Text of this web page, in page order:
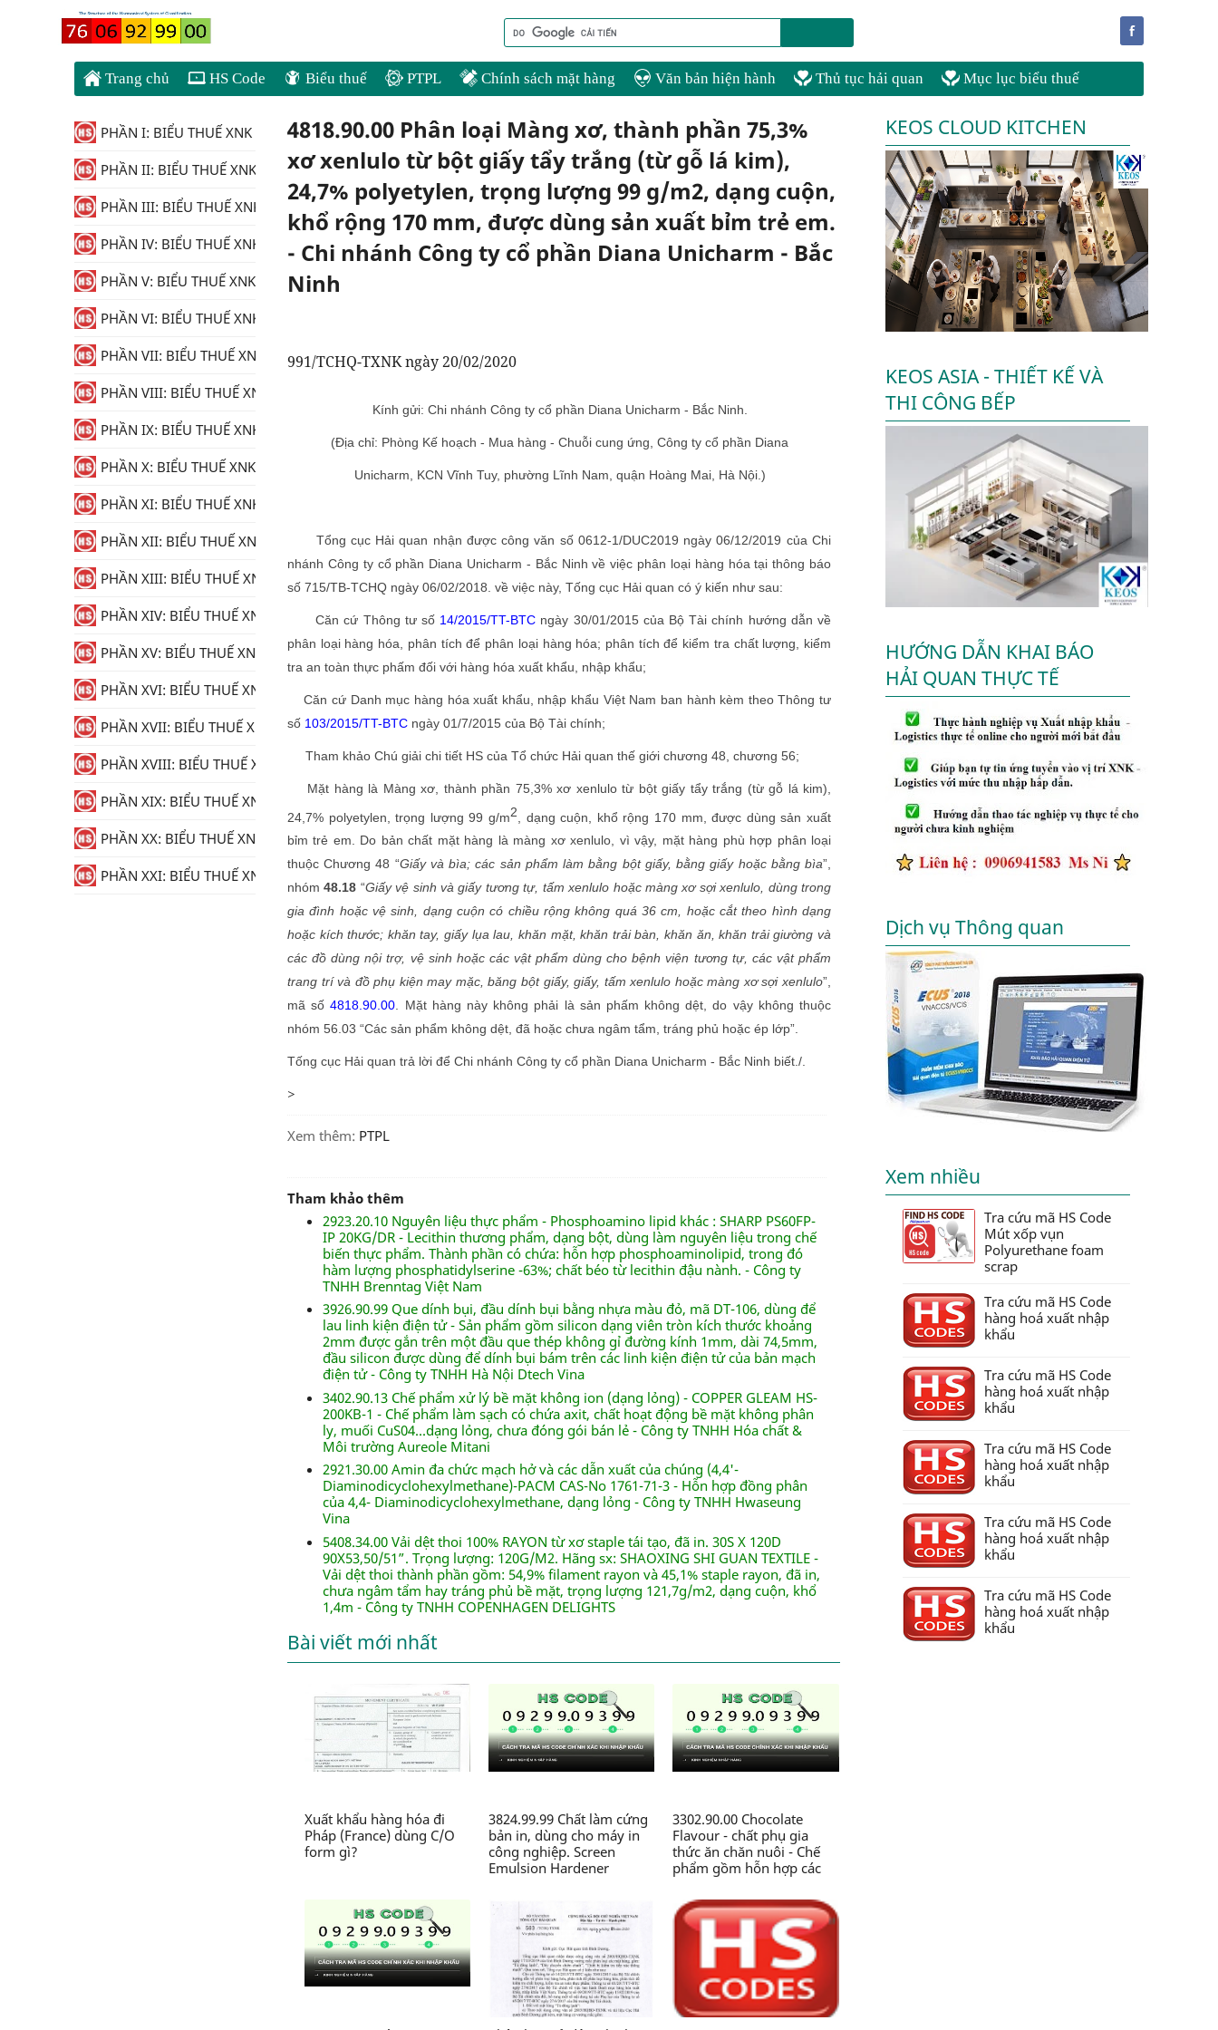
f
Trang chủ HS Code Biểu thuế PTPL Chính sách mặt hàng Văn bản hiện hành Thủ tục hải quan Mục lục biểu thuế
4818.90.00 Phân loại Màng xơ, thành phần 75,3%
xơ xenlulo từ bột giấy tẩy trắng (từ gỗ lá kim),
24,7% polyetylen, trọng lượng 99 g/m2, dạng cuộn,
khổ rộng 170 mm, được dùng sản xuất bỉm trẻ em.
- Chi nhánh Công ty cổ phần Diana Unicharm - Bắc
Ninh
991/TCHQ-TXNK ngày 20/02/2020
Kính gửi: Chi nhánh Công ty cổ phần Diana Unicharm - Bắc Ninh.
(Địa chỉ: Phòng Kế hoạch - Mua hàng - Chuỗi cung ứng, Công ty cổ phần Diana
Unicharm, KCN Vĩnh Tuy, phường Lĩnh Nam, quận Hoàng Mai, Hà Nội.)
Tổng cục Hải quan nhận được công văn số 0612-1/DUC2019 ngày 06/12/2019 của Chi
nhánh Công ty cổ phần Diana Unicharm - Bắc Ninh về việc phân loại hàng hóa tại thông báo
số 715/TB-TCHQ ngày 06/02/2018. về việc này, Tống cục Hải quan có ý kiến như sau:
Căn cứ Thông tư số 14/2015/TT-BTC ngày 30/01/2015 của Bộ Tài chính hướng dẫn về
phân loại hàng hóa, phân tích để phân loại hàng hóa; phân tích để kiểm tra chất lượng, kiểm
tra an toàn thực phấm đối với hàng hóa xuất khẩu, nhập khẩu;
Căn cứ Danh mục hàng hóa xuất khẩu, nhập khẩu Việt Nam ban hành kèm theo Thông tư
số 103/2015/TT-BTC ngày 01/7/2015 của Bộ Tài chính;
Tham khảo Chú giải chi tiết HS của Tổ chức Hải quan thế giới chương 48, chương 56;
Mặt hàng là Màng xơ, thành phần 75,3% xơ xenlulo từ bột giấy tẩy trắng (từ gỗ lá kim),
24,7% polyetylen, trọng lượng 99 g/m2 , dạng cuộn, khổ rộng 170 mm, được dùng sản xuất
bỉm trẻ em. Do bản chất mặt hàng là màng xơ xenlulo, vì vậy, mặt hàng phù hợp phân loại
thuộc Chương 48 “Giấy và bìa; các sản phẩm làm bằng bột giấy, bằng giấy hoặc bằng bìa”,
nhóm48.18 “Giấy vệ sinh và giấy tương tự, tấm xenlulo hoặc màng xơ sợi xenlulo, dùng trong
gia đình hoặc vệ sinh, dạng cuộn có chiều rộng không quá 36 cm, hoặc cắt theo hình dạng
hoặc kích thước; khăn tay, giấy lụa lau, khăn mặt, khăn trải bàn, khăn ăn, khăn trải giường và
các đồ dùng nội trợ, vệ sinh hoặc các vật phẩm dùng cho bệnh viện tương tự, các vật phẩm
trang trí và đồ phụ kiện may mặc, băng bột giấy, giấy, tấm xenlulo hoặc màng xơ sợi xenlulo”,
mã số4818.90.00 . Mặt hàng này không phải là sản phấm không dệt, do vậy không thuộc
nhóm 56.03 “Các sản phẩm không dệt, đã hoặc chưa ngâm tẩm, tráng phủ hoặc ép lớp”.
Tống cục Hải quan trả lời để Chi nhánh Công ty cổ phần Diana Unicharm - Bắc Ninh biết./.
>
Xem thêm: PTPL
Tham khảo thêm
2923.20.10 Nguyên liệu thực phẩm - Phosphoamino lipid khác : SHARP PS60FP-
IP 20KG/DR - Lecithin thương phẩm, dạng bột, dùng làm nguyên liệu trong chế
biến thực phẩm. Thành phần có chứa: hỗn hợp phosphoaminolipid, trong đó
hàm lượng phosphatidylserine -63%; chất béo từ lecithin đậu nành. - Công ty
TNHH Brenntag Việt Nam
3926.90.99 Que dính bụi, đầu dính bụi bằng nhựa màu đỏ, mã DT-106, dùng để
lau linh kiện điện tử - Sản phẩm gồm silicon dạng viên tròn kích thước khoảng
2mm được gắn trên một đầu que thép không gỉ đường kính 1mm, dài 74,5mm,
đầu silicon được dùng để dính bụi bám trên các linh kiện điện tử của bản mạch
điện tử - Công ty TNHH Hà Nội Dtech Vina
3402.90.13 Chế phẩm xử lý bề mặt không ion (dạng lỏng) - COPPER GLEAM HS-
200KB-1 - Chế phẩm làm sạch có chứa axit, chất hoạt động bề mặt không phân
ly, muối CuS04...dạng lỏng, chưa đóng gói bán lẻ - Công ty TNHH Hóa chất &
Môi trường Aureole Mitani
2921.30.00 Amin đa chức mạch hở và các dẫn xuất của chúng (4,4'-
Diaminodicyclohexylmethane)-PACM CAS-No 1761-71-3 - Hỗn hợp đồng phân
của 4,4- Diaminodicyclohexylmethane, dạng lỏng - Công ty TNHH Hwaseung
Vina
5408.34.00 Vải dệt thoi 100% RAYON từ xơ staple tái tạo, đã in. 30S X 120D
90X53,50/51”. Trọng lượng: 120G/M2. Hãng sx: SHAOXING SHI GUAN TEXTILE -
Vải dệt thoi thành phần gồm: 54,9% filament rayon và 45,1% staple rayon, đã in,
chưa ngâm tẩm hay tráng phủ bề mặt, trọng lượng 121,7g/m2, dạng cuộn, khổ
1,4m - Công ty TNHH COPENHAGEN DELIGHTS
Bài viết mới nhất
Xuất khẩu hàng hóa đi
Pháp (France) dùng C/O
form gì?
3824.99.99 Chất làm cứng
bản in, dùng cho máy in
công nghiệp. Screen
Emulsion Hardener
Chế phẩm hóa học thành
phần có chứa Glyoxal, axit
HCl..., dạng lỏng, dùng
trong công nghiệp in -
Công ty TNHH Nhãn mác
và Bao bì Maxim Việt Nam
3302.90.00 Chocolate
Flavour - chất phụ gia
thức ăn chăn nuôi - Chế
phẩm gồm hỗn hợp các
dioxit,.., dạng bột, đóng
gói 2kg/túi, dùng trong
sản xuất thức ăn chăn
nuôi - Công ty TNHH NN &
CN Chăn nuôi Nguyên
Xương
KEOS CLOUD KITCHEN
KEOS ASIA - THIẾT KẾ VÀ
THI CÔNG BẾP
HƯỚNG DẪN KHAI BÁO
HẢI QUAN THỰC TẾ
Dịch vụ Thông quan
Xem nhiều
Tra cứu mã HS Code
Mút xốp vụn
Polyurethane foam
scrap
Tra cứu mã HS Code
hàng hoá xuất nhập
khẩu
Tra cứu mã HS Code
hàng hoá xuất nhập
khẩu
Tra cứu mã HS Code
hàng hoá xuất nhập
khẩu
Tra cứu mã HS Code
hàng hoá xuất nhập
khẩu
Tra cứu mã HS Code
hàng hoá xuất nhập
khẩu
PHẦN I: BIỂU THUẾ XNK
PHẦN II: BIỂU THUẾ XNK
PHẦN III: BIỂU THUẾ XNK
PHẦN IV: BIỂU THUẾ XNK
PHẦN V: BIỂU THUẾ XNK
PHẦN VI: BIỂU THUẾ XNK
PHẦN VII: BIỂU THUẾ XNK
PHẦN VIII: BIỂU THUẾ XNK
PHẦN IX: BIỂU THUẾ XNK
PHẦN X: BIỂU THUẾ XNK
PHẦN XI: BIỂU THUẾ XNK
PHẦN XII: BIỂU THUẾ XNK
PHẦN XIII: BIỂU THUẾ XNK
PHẦN XIV: BIỂU THUẾ XNK
PHẦN XV: BIỂU THUẾ XNK
PHẦN XVI: BIỂU THUẾ XNK
PHẦN XVII: BIỂU THUẾ XNK
PHẦN XVIII: BIỂU THUẾ XNK
PHẦN XIX: BIỂU THUẾ XNK
PHẦN XX: BIỂU THUẾ XNK
PHẦN XXI: BIỂU THUẾ XNK